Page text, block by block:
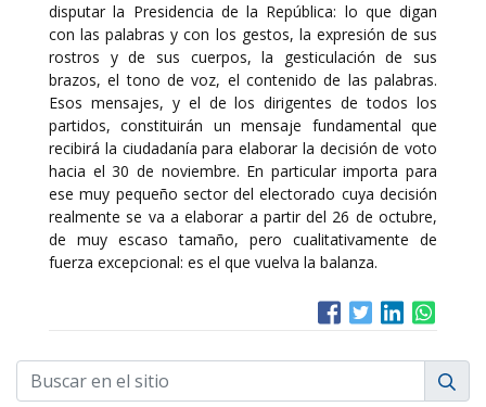
disputar la Presidencia de la República: lo que digan
con las palabras y con los gestos, la expresión de sus
rostros y de sus cuerpos, la gesticulación de sus
brazos, el tono de voz, el contenido de las palabras.
Esos mensajes, y el de los dirigentes de todos los
partidos, constituirán un mensaje fundamental que
recibirá la ciudadanía para elaborar la decisión de voto
hacia el 30 de noviembre. En particular importa para
ese muy pequeño sector del electorado cuya decisión
realmente se va a elaborar a partir del 26 de octubre,
de muy escaso tamaño, pero cualitativamente de
fuerza excepcional: es el que vuelva la balanza.